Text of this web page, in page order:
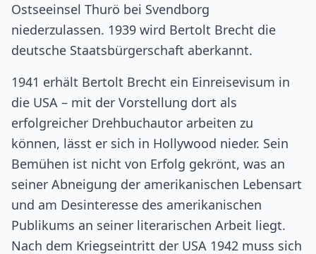
Ostseeinsel Thurö bei Svendborg
niederzulassen. 1939 wird Bertolt Brecht die
deutsche Staatsbürgerschaft aberkannt.
1941 erhält Bertolt Brecht ein Einreisevisum in
die USA – mit der Vorstellung dort als
erfolgreicher Drehbuchautor arbeiten zu
können, lässt er sich in Hollywood nieder. Sein
Bemühen ist nicht von Erfolg gekrönt, was an
seiner Abneigung der amerikanischen Lebensart
und am Desinteresse des amerikanischen
Publikums an seiner literarischen Arbeit liegt.
Nach dem Kriegseintritt der USA 1942 muss sich